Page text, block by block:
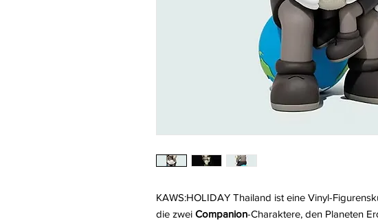
KAWS:HOLIDAY Thailand ist eine Vinyl-
die zwei Companion-Charaktere, den Planeten